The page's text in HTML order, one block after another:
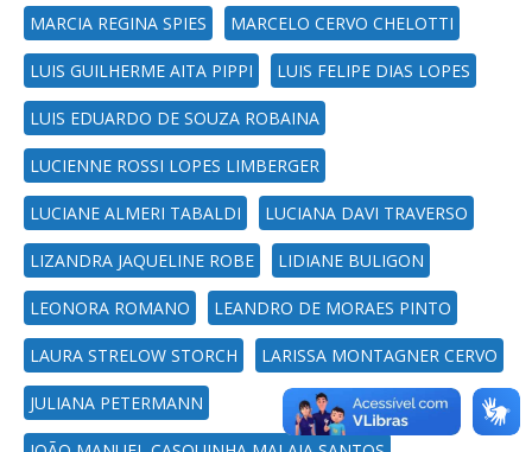
MARCIA REGINA SPIES MARCELO CERVO CHELOTTI
LUIS GUILHERME AITA PIPPI LUIS FELIPE DIAS LOPES
LUIS EDUARDO DE SOUZA ROBAINA
LUCIENNE ROSSI LOPES LIMBERGER
LUCIANE ALMERI TABALDI LUCIANA DAVI TRAVERSO
LIZANDRA JAQUELINE ROBE LIDIANE BULIGON
LEONORA ROMANO LEANDRO DE MORAES PINTO
LAURA STRELOW STORCH LARISSA MONTAGNER CERVO
JULIANA PETERMANN